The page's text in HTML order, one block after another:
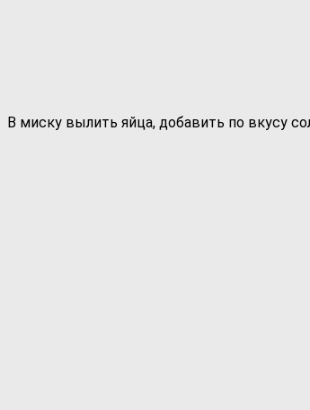
В миску вылить яйца, добавить по вкусу